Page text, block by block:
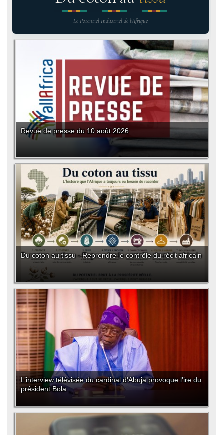
Le Potentiel Industriel de l'Afrique
Revue de presse du 10 août 2026
Du coton au tissu - Reprendre le contrôle du récit africain
L’interview télévisée du cardinal d'Abuja provoque l'ire du
président Bola